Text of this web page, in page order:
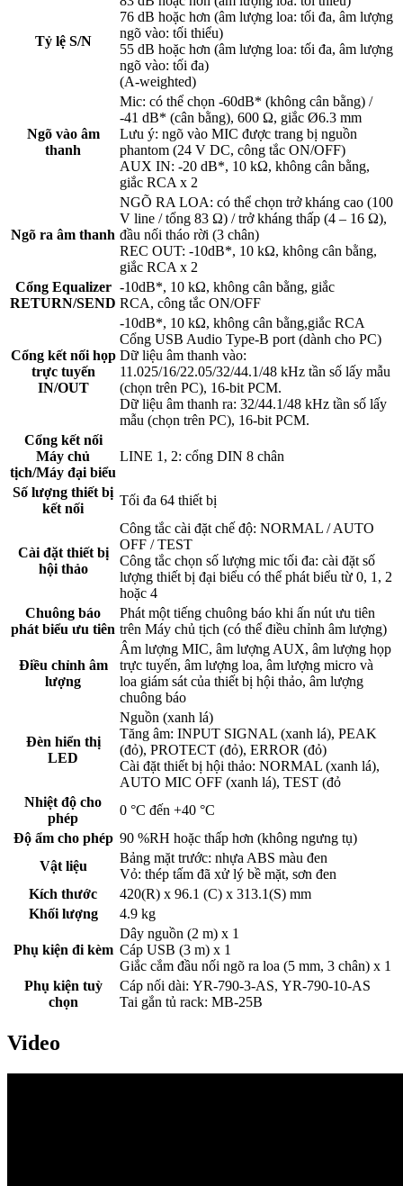
Tỷ lệ S/N
76 dB hoặc hơn (âm lượng loa: tối đa, âm lượng
ngõ vào: tối thiểu)
55 dB hoặc hơn (âm lượng loa: tối đa, âm lượng
ngõ vào: tối đa)
(A-weighted)
Ngõ vào âm
thanh
Mic: có thể chọn -60dB* (không cân bằng) /
-41 dB* (cân bằng), 600 Ω, giắc Ø6.3 mm
Lưu ý: ngõ vào MIC được trang bị nguồn
phantom (24 V DC, công tắc ON/OFF)
AUX IN: -20 dB*, 10 kΩ, không cân bằng,
giắc RCA x 2
Ngõ ra âm thanh
NGÕ RA LOA: có thể chọn trở kháng cao (100
V line / tổng 83 Ω) / trở kháng thấp (4 – 16 Ω),
đầu nối tháo rời (3 chân)
REC OUT: -10dB*, 10 kΩ, không cân bằng,
giắc RCA x 2
Cổng Equalizer
RETURN/SEND
-10dB*, 10 kΩ, không cân bằng, giắc
RCA, công tắc ON/OFF
Cổng kết nối họp
trực tuyến
IN/OUT
-10dB*, 10 kΩ, không cân bằng,giắc RCA
Cổng USB Audio Type-B port (dành cho PC)
Dữ liệu âm thanh vào:
11.025/16/22.05/32/44.1/48 kHz tần số lấy mẫu
(chọn trên PC), 16-bit PCM.
Dữ liệu âm thanh ra: 32/44.1/48 kHz tần số lấy
mẫu (chọn trên PC), 16-bit PCM.
Cổng kết nối
Máy chủ
tịch/Máy đại biểu
LINE 1, 2: cổng DIN 8 chân
Số lượng thiết bị
kết nối
Tối đa 64 thiết bị
Cài đặt thiết bị
hội thảo
Công tắc cài đặt chế độ: NORMAL / AUTO
OFF / TEST
Công tắc chọn số lượng mic tối đa: cài đặt số
lượng thiết bị đại biểu có thể phát biểu từ 0, 1, 2
hoặc 4
Chuông báo
phát biểu ưu tiên
Phát một tiếng chuông báo khi ấn nút ưu tiên
trên Máy chủ tịch (có thể điều chỉnh âm lượng)
Điều chỉnh âm
lượng
Âm lượng MIC, âm lượng AUX, âm lượng họp
trực tuyến, âm lượng loa, âm lượng micro và
loa giám sát của thiết bị hội thảo, âm lượng
chuông báo
Đèn hiển thị
LED
Nguồn (xanh lá)
Tăng âm: INPUT SIGNAL (xanh lá), PEAK
(đỏ), PROTECT (đỏ), ERROR (đỏ)
Cài đặt thiết bị hội thảo: NORMAL (xanh lá),
AUTO MIC OFF (xanh lá), TEST (đỏ
Nhiệt độ cho
phép
0 °C đến +40 °C
Độ ẩm cho phép 90 %RH hoặc thấp hơn (không ngưng tụ)
Vật liệu
Bảng mặt trước: nhựa ABS màu đen
Vỏ: thép tấm đã xử lý bề mặt, sơn đen
Kích thước
420(R) x 96.1 (C) x 313.1(S) mm
Khối lượng
4.9 kg
Phụ kiện đi kèm
Dây nguồn (2 m) x 1
Cáp USB (3 m) x 1
Giắc cắm đầu nối ngõ ra loa (5 mm, 3 chân) x 1
Phụ kiện tuỳ
chọn
Cáp nối dài: YR-790-3-AS, YR-790-10-AS
Tai gắn tủ rack: MB-25B
Video